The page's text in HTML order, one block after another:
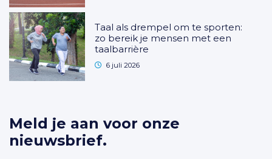
Taal als drempel om te sporten:
zo bereik je mensen met een
taalbarrière
6 juli 2026
Meld je aan voor onze
nieuwsbrief.